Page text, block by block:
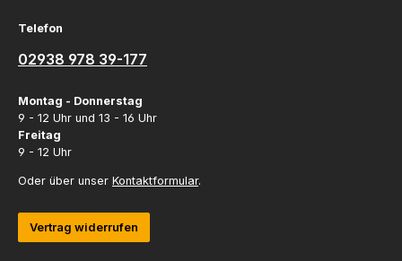
Telefon
02938 978 39-177
Montag - Donnerstag
9 - 12 Uhr und 13 - 16 Uhr
Freitag
9 - 12 Uhr
Oder über unser Kontaktformular.
Vertrag widerrufen